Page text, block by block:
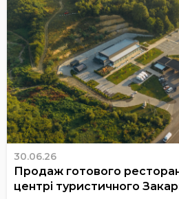
30.06.26
Продаж готового
центрі туристичного